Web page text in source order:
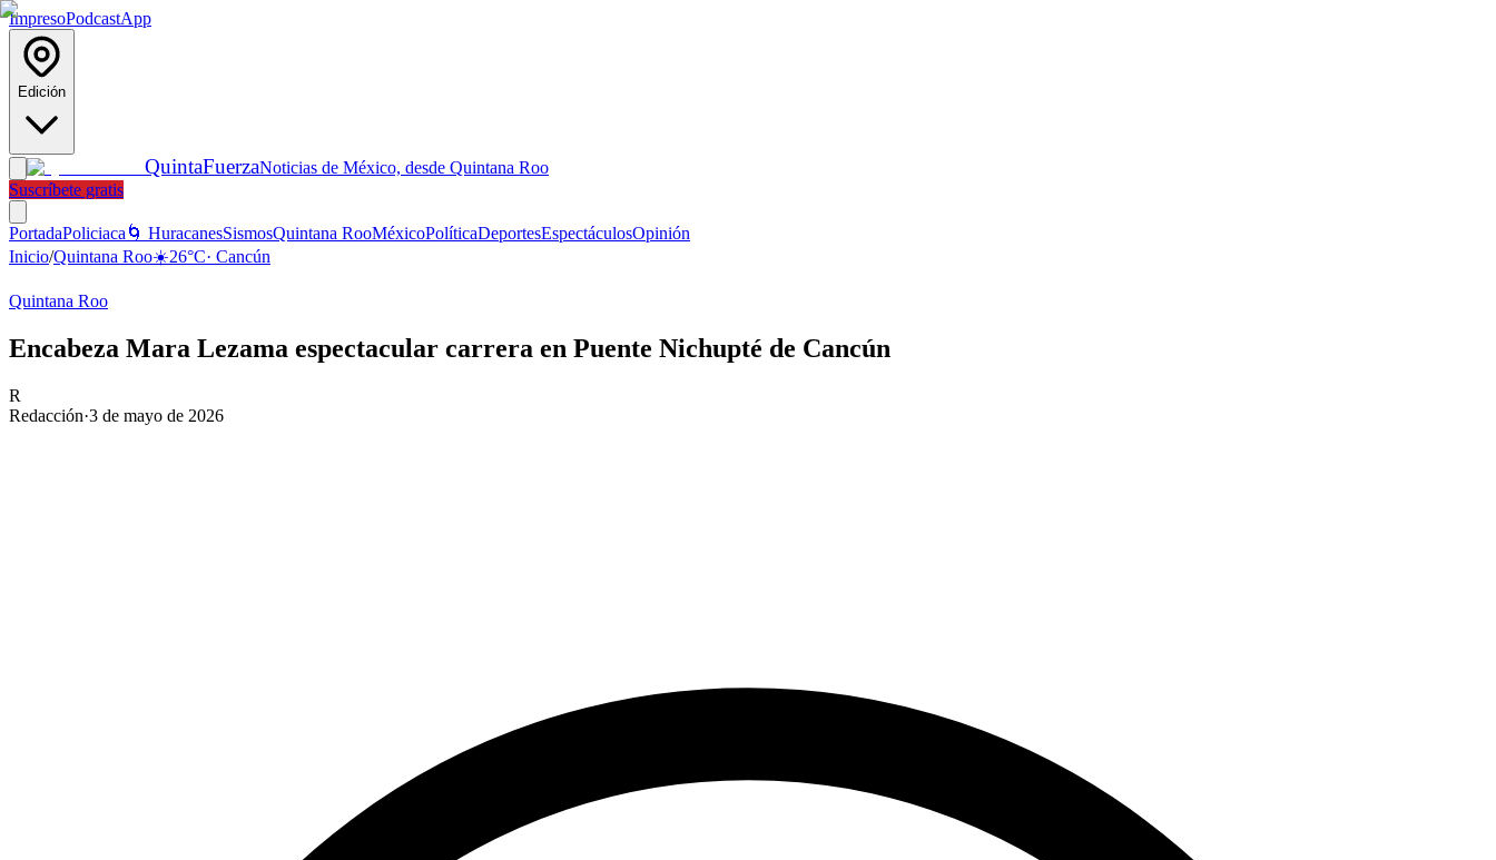
ImpresoPodcastApp
Edición
QuintaFuerzaNoticias de México, desde Quintana Roo
Suscríbete gratis
PortadaPoliciaca 🌀 HuracanesSismosQuintana RooMéxicoPolíticaDeportesEspectáculosOpinión
Inicio/Quintana Roo☀️26°C· Cancún
Quintana Roo
Encabeza Mara Lezama espectacular carrera en Puente Nichupté de Cancún
R
Redacción·3 de mayo de 2026